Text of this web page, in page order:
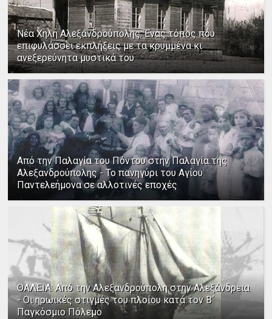
Νέα Χηλή Αλεξανδρούπολης: Ένας τόπος που
επιφυλάσσει εκπλήξεις με τα κρυμμένα κι
ανεξερεύνητα μυστικά του
Από την Παλαγία του Πόντου στην Παλαγία της
Αλεξανδρούπολης - Το πανηγύρι του Αγίου
Παντελεήμονα σε αλλοτινές εποχές
ΘΑΛΕΙΑ: Από την Αλεξανδρούπολη στην Αλεξάνδρεια
- Οι ηρωικές στιγμές του πλοίου κατά τον Β΄
Παγκόσμιο Πόλεμο